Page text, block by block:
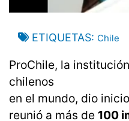
ETIQUETAS Chile
ProChile, la
chilenos
en el mundo, dio
reunió a más de 100